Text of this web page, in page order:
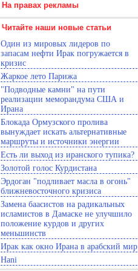
На правах рекламы
Читайте наши новые статьи
Один из мировых лидеров по
запасам нефти Ирак погружается в
кризис
Жаркое лето Парижа
"Подводные камни" на пути
реализации меморандума США и
Ирана
Блокада Ормузского пролива
вынуждает искать альтернативные
маршруты и источники энергии
Есть ли выход из иранского тупика?
Золотой голос Курдистана
Эрдоган "подливает масла в огонь"
ближневосточного кризиса
Замена баасистов на радикальных
исламистов в Дамаске не улучшило
положение курдов и других
меньшинств
Ирак как окно Ирана в арабский мир
Hani